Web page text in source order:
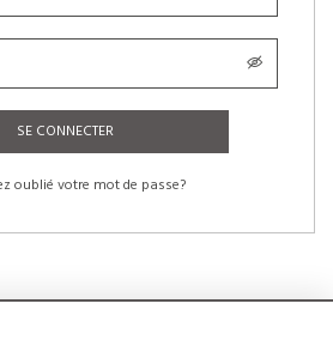
SE CONNECTER
oublié votre mot de passe?